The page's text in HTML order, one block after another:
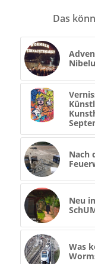
Das
Nach
Neu
Was